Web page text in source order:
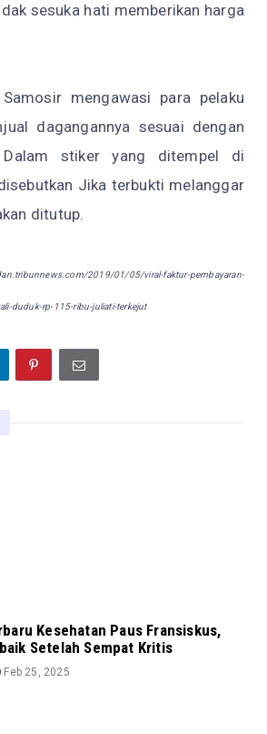
sesuka hati memberikan harga
mengawasi para pelaku
dagangannya sesuai dengan
stiker yang ditempel di
Jika terbukti melanggar
ditutup.
2019/01/05/viral-faktur-pembayaran-
duduk-rp-115-ribu-juliati-terkejut
Kesehatan Paus Fransiskus,
Setelah Sempat Kritis
Feb 25, 2025